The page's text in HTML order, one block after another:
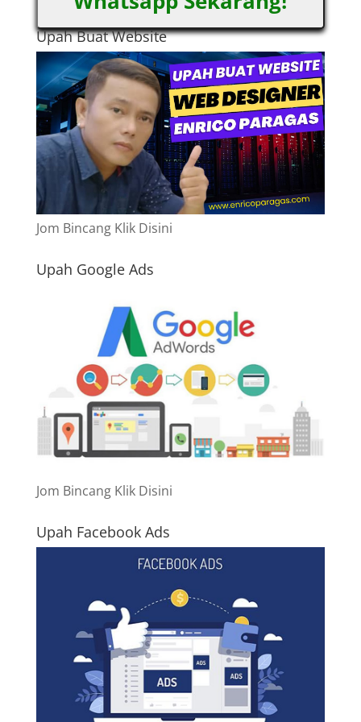
Upah Buat Website
Jom Bincang Klik Disini
Upah Google Ads
Jom Bincang Klik Disini
Upah Facebook Ads